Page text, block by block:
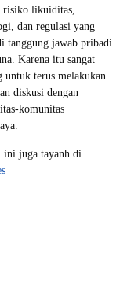
risiko likuiditas,
dan regulasi yang
tanggung jawab pribadi
Karena itu sangat
untuk terus melakukan
diskusi dengan
komunitas
juga tayanh di